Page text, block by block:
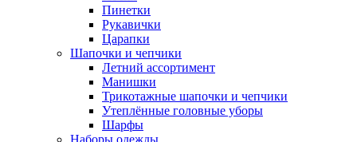
Пинетки
Рукавички
Царапки
Шапочки и чепчики
Летний ассортимент
Манишки
Трикотажные шапочки и чепчики
Утеплённые головные уборы
Шарфы
Наборы одежды